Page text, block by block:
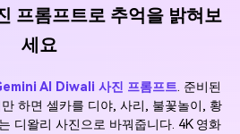
프롬프트로 추억을 밝혀보
세요
AI Diwali 사진 프롬프트. 준비된
하면 셀카를 디야, 사리, 불꽃놀이, 황
디왈리 사진으로 바꿔줍니다. 4K 영화